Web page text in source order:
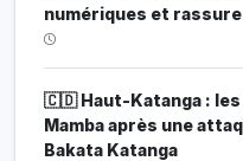
numériques et
🇨🇩 Haut-Katanga : les
Mamba après une
Bakata Katanga